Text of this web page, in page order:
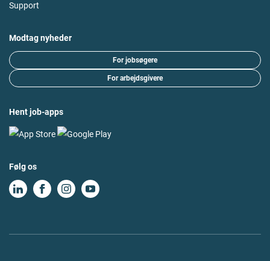
Support
Modtag nyheder
For jobsøgere
For arbejdsgivere
Hent job-apps
Følg os